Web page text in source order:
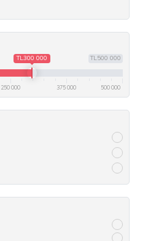
TL500 000
TL300 000
250 000 375 000 500 000